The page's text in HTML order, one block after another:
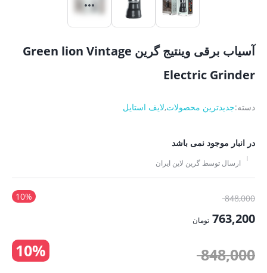
آسیاب برقی وینتیج گرین Green lion Vintage
Electric Grinder
دسته:جدیدترین محصولات,لایف استایل
در انبار موجود نمی باشد
ارسال توسط گرین لاین ایران
10% 848,000قیمت
اصلی:
بود.
763,200 تومان
فعلی:
10% 848,000